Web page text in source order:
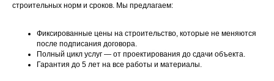
строительных норм и сроков. Мы предлагаем:
Фиксированные цены на строительство, которые не меняются
после подписания договора.
Полный цикл услуг — от проектирования до сдачи объекта.
Гарантия до 5 лет на все работы и материалы.